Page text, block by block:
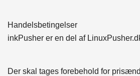
Handelsbetingelser
inkPusher er en del af
Der skal tages forebehold for